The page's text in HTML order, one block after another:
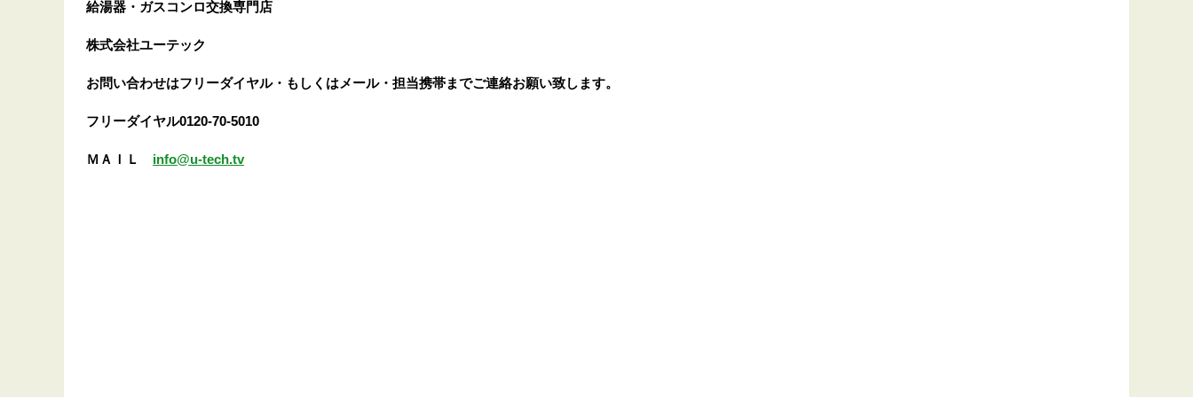
給湯器・ガスコンロ交換専門店
株式会社ユーテック
お問い合わせはフリーダイヤル・もしくはメール・担当携帯までご連絡お願い致します。
フリーダイヤル0120-70-5010
ＭＡＩＬ info@u-tech.tv